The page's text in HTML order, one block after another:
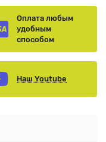
Оплата любым
удобным
способом
Наш Youtube